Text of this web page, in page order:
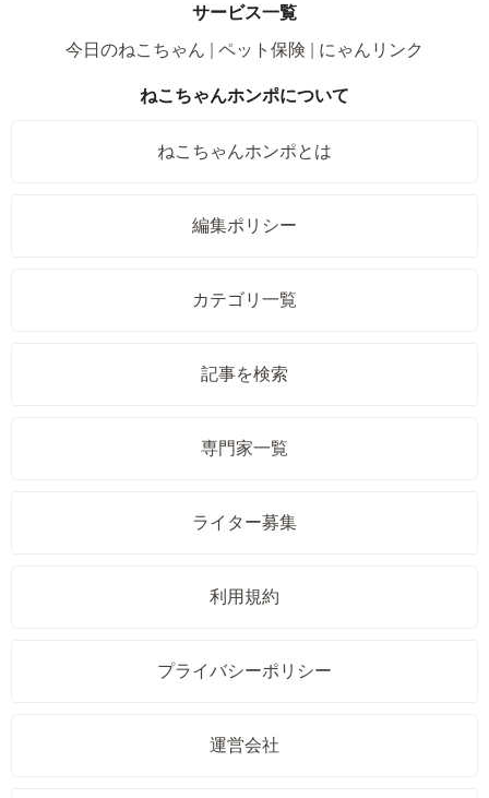
サービス一覧
今日のねこちゃん
ペット保険 にゃんリンク
ねこちゃんホンポについて
ねこちゃんホンポとは
編集ポリシー
カテゴリ一覧
記事を検索
専門家一覧
ライター募集
利用規約
プライバシーポリシー
運営会社